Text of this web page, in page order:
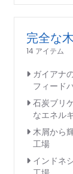
完全な
14 アイテム
ガイアナ
フィード
石炭ブリ
なエネル
木屑から
工場
インドネ